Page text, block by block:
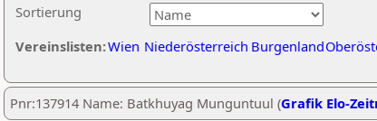
Sortierung
Vereinslisten:Wien Niederösterreich Burgenland
Pnr:137914 Name: Batkhuyag Munguntuul (Grafik Elo-